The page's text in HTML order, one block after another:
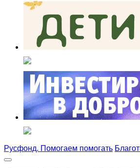
Русфонд. Помогаем помогать